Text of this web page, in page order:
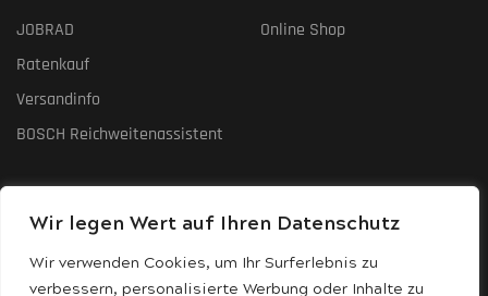
Wir legen Wert auf Ihren Datenschutz
Wir verwenden Cookies, um Ihr Surferlebnis zu
verbessern, personalisierte Werbung oder Inhalte zu
JOBRAD
Ratenkauf
Versandinfo
BOSCH Reichweitenassistent
Online Shop
Datenschutz
Verleih